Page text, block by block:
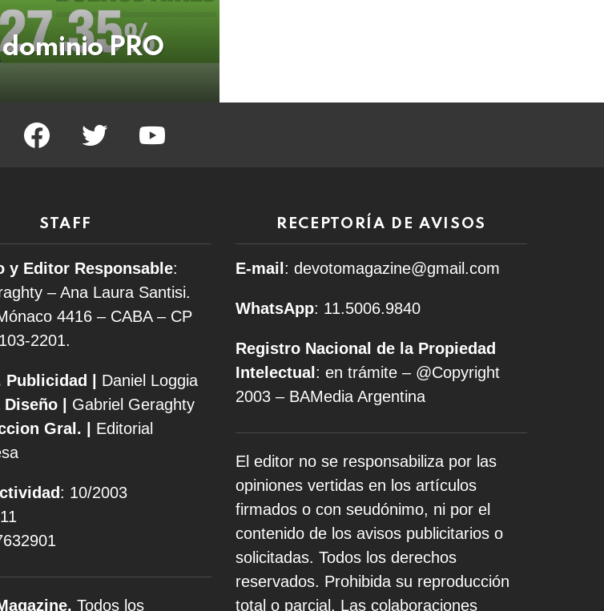
PRO
facebook twitter
STAFF
y Editor Responsable:
– Ana Laura Santisi.
4416 – CABA – CP
2201.
Publicidad |
Daniel Loggia
| Gabriel Geraghty
Gral. |
Editorial
: 10/2003
Todos los
RECEPTORÍA DE AVISOS
E-mail : devotomagazine@gmail.com
WhatsApp: 11.5006.9840
Registro Nacional de la Propiedad
Intelectual : en trámite – @Copyright
2003 – BAMedia Argentina
El editor no se responsabiliza por las
opiniones vertidas en los artículos
firmados o con seudónimo, ni por el
contenido de los avisos publicitarios o
solicitadas. Todos los derechos
reservados. Prohibida su reproducción
total o parcial. Las colaboraciones